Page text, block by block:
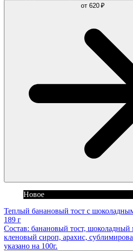
от 620 ₽
Новое
Теплый банановый тост с
189 г
Состав: банановый тост, шоколадный
кленовый сироп, арахис,
указано на 100г.